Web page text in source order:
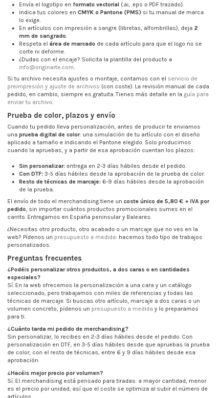
Envía el logotipo en formato vectorial (.ai, .eps o PDF trazado).
Indica tus colores en CMYK o Pantone (PMS) si tu manual de marca
lo exige.
En artículos con impresión a sangre (libretas, alfombrillas), deja 2
mm de sangrado
Respeta el área de marcado de cada artículo para que el logo no se
corte ni deforme.
¿Dudas con el encaje? Solicita la plantilla del producto a
info@originarte.com
Si tu archivo necesita ajustes o montaje, contamos con el servicio de
preimpresión y ajuste de archivos (con coste). La revisión manual de cada
pedido, en cambio, siempre es gratuita. Tienes más detalle en la guía para
enviar tu archivo.
Prueba de color, plazos y envío
Cuando tu pedido lleva personalización, antes de producir te enviamos
una prueba digital de color: una simulación de tu artículo con el diseño
aplicado a tamaño e indicando el Pantone elegido. Solo producimos
cuando la apruebas, y a partir de esa aprobación cuentan los plazos:
Sin personalizar: entrega en 2-3 días hábiles desde el pedido.
Con DTF: 3-5 días hábiles desde la aprobación de la prueba de color.
Resto de técnicas de marcaje: 6-9 días hábiles desde la aprobación
de la prueba.
El envío de todo el merchandising tiene un coste único de 5,80 € + IVA por
pedido , sin importar cuántos productos promocionales sumes en el
carrito. Entregamos en España peninsular y Baleares.
¿Necesitas otro producto, otro acabado o un marcaje que no ves en la
web? Pídenos un presupuesto a medida: hacemos todo tipo de trabajos
personalizados.
Preguntas frecuentes
¿Podéis personalizar otros productos, a dos caras o en cantidades
especiales?
Sí. En la web ofrecemos la personalización a una cara y un catálogo
seleccionado, pero trabajamos con miles de referencias y todas las
técnicas de marcaje. Si buscas otro artículo, marcaje a dos caras o un
volumen concreto, pídenos un presupuesto a medida y lo preparamos
para ti.
¿Cuánto tarda mi pedido de merchandising?
Sin personalizar, lo recibes en 2-3 días hábiles desde el pedido. Con
personalización en DTF, en 3-5 días hábiles desde que apruebas la prueba
de color; con el resto de técnicas, entre 6 y 9 días hábiles desde esa
aprobación.
¿Hacéis mejor precio por volumen?
Sí. El merchandising está pensado para tiradas: a mayor cantidad, menor
es el precio por unidad, así que el coste se optimiza al subir el número de
artículos.